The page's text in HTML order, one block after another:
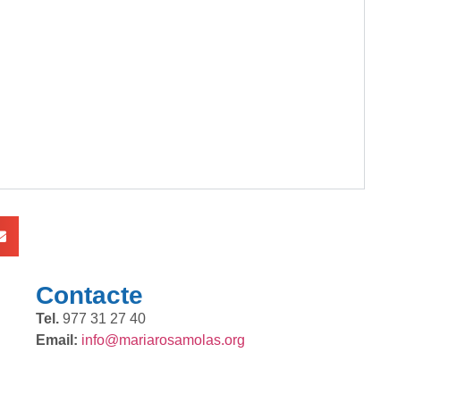
Contacte
Tel. 977 31 27 40
Email: info@mariarosamolas.org